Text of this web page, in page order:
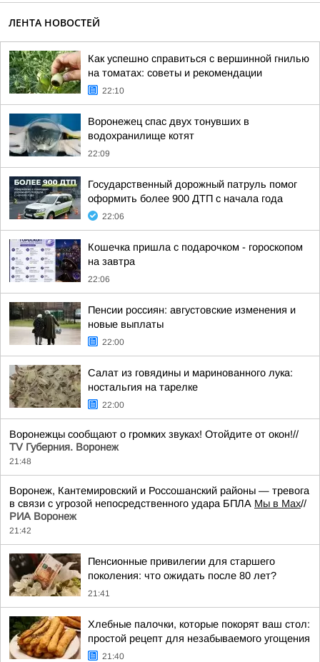
ЛЕНТА НОВОСТЕЙ
Как успешно справиться с вершинной гнилью
на томатах: советы и рекомендации
22:10
Воронежец спас двух тонувших в
водохранилище котят
22:09
Государственный дорожный патруль помог
оформить более 900 ДТП с начала года
22:06
Кошечка пришла с подарочком - гороскопом
на завтра
22:06
Пенсии россиян: августовские изменения и
новые выплаты
22:00
Салат из говядины и маринованного лука:
ностальгия на тарелке
22:00
Воронежцы сообщают о громких звуках! Отойдите от окон!//
TV Губерния. Воронеж
21:48
Воронеж, Кантемировский и Россошанский районы — тревога
в связи с угрозой непосредственного удара БПЛА Мы в Мах//
РИА Воронеж
21:42
Пенсионные привилегии для старшего
поколения: что ожидать после 80 лет?
21:41
Хлебные палочки, которые покорят ваш стол:
простой рецепт для незабываемого угощения
21:40